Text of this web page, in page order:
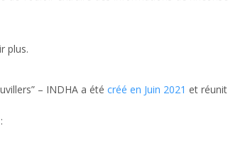
plus.
– INDHA a été créé en Juin 2021 et